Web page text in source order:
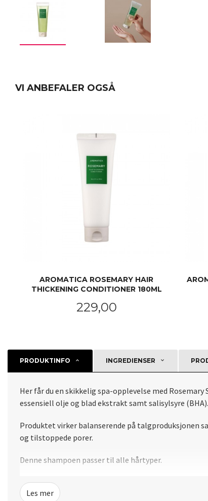
VI ANBEFALER OGSÅ
AROMATICA ROSEMARY HAIR
THICKENING CONDITIONER 180ML
Pris
229,00
PRODUKTINFO
INGREDIENSER
Her får du en skikkelig spa-opplevelse med
essensiell olje og blad ekstrakt samt salisylsyre (BHA).
Produktet virker balanserende på talgproduksjonen
og tilstoppede porer.
Denne shampoen passer til alle hårtyper.
Vegansk og Cruelty free, helt uten sulfat, silikon,
Les mer